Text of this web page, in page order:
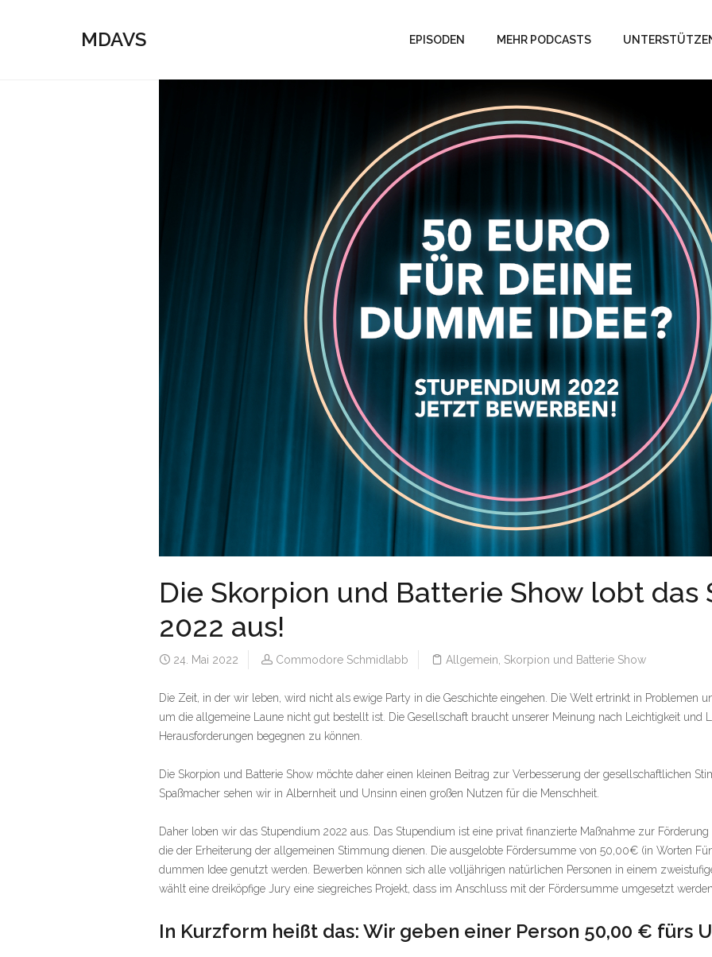
MDAVS EPISODEN MEHR PODCASTS
Die Skorpion und Batterie Show lobt das
2022 aus!
24. Mai 2022 Commodore Schmidlabb Allgemein Skorpion und Batterie Show
Die Zeit, in der wir leben, wird nicht als ewige Party in die Geschichte eingehen. Die Welt ertrinkt in Problemen
um die allgemeine Laune nicht gut bestellt ist. Die Gesellschaft braucht unserer Meinung nach Leichtigkeit und
Herausforderungen begegnen zu können.
Die Skorpion und Batterie Show möchte daher einen kleinen Beitrag zur Verbesserung der gesellschaftlichen
Spaßmacher sehen wir in Albernheit und Unsinn einen großen Nutzen für die Menschheit.
Daher loben wir das Stupendium 2022 aus. Das Stupendium ist eine privat finanzierte Maßnahme zur
die der Erheiterung der allgemeinen Stimmung dienen. Die ausgelobte Fördersumme von 50,00€ (in Worten
dummen Idee genutzt werden. Bewerben können sich alle volljährigen natürlichen Personen in einem
wählt eine dreiköpfige Jury eine siegreiches Projekt, dass im Anschluss mit der Fördersumme umgesetzt
In Kurzform heißt das: Wir geben einer Person 50,00 € fürs